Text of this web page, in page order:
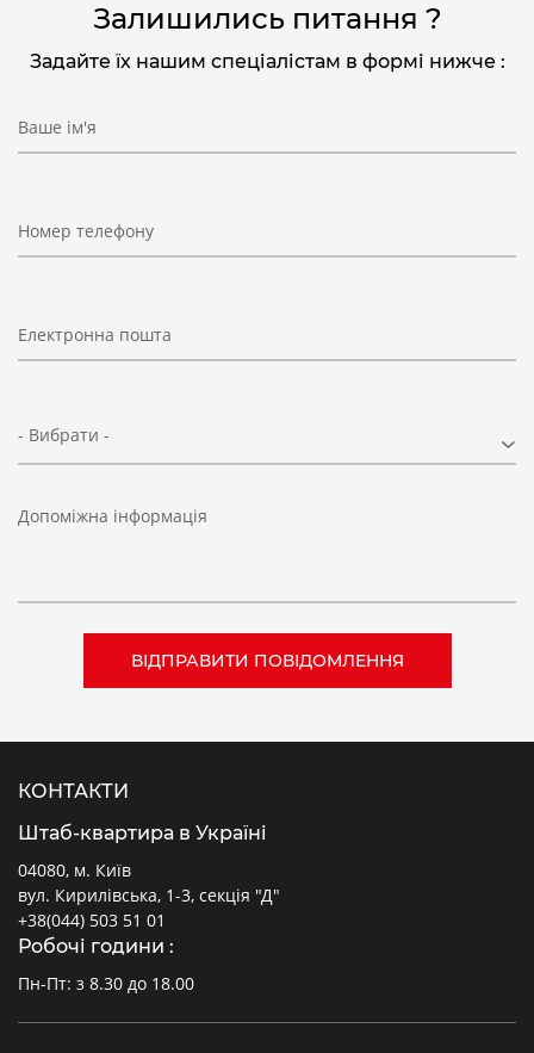
Залишились питання ?
Задайте їх нашим спеціалістам в формі нижче :
Ваше ім'я
Номер телефону
Електронна пошта
- Вибрати -
Допоміжна інформація
КОНТАКТИ
Штаб-квартира в Україні
04080, м. Київ
вул. Кирилівська, 1-3, секція "Д"
+38(044) 503 51 01
Робочі години :
Пн-Пт: з 8.30 до 18.00